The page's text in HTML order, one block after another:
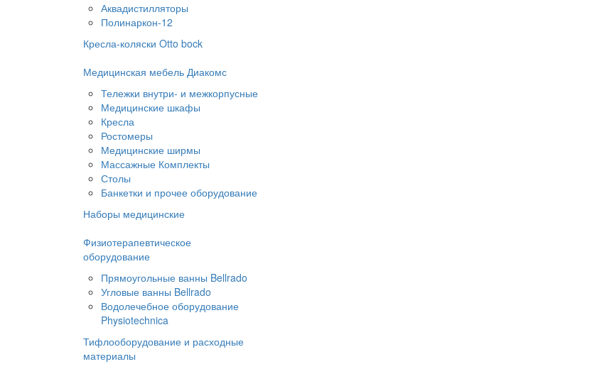
Аквадистилляторы
Полинаркон-12
Кресла-коляски Otto bock
Медицинская мебель Диакомс
Тележки внутри- и межкорпусные
Медицинские шкафы
Кресла
Ростомеры
Медицинские ширмы
Массажные Комплекты
Столы
Банкетки и прочее оборудование
Наборы медицинские
Физиотерапевтическое
оборудование
Прямоугольные ванны Bellrado
Угловые ванны Bellrado
Водолечебное оборудование
Physiotechnica
Тифлооборудование и расходные
материалы